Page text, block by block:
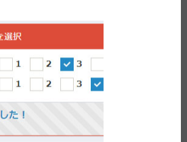
実施されることを確認するために、
医療機関を訪問してモニタリングを
験では、モニタリング及び監査は、
自身が行う。
から指名された治験薬管理者は、治
めた手順書により、治験薬を保管・